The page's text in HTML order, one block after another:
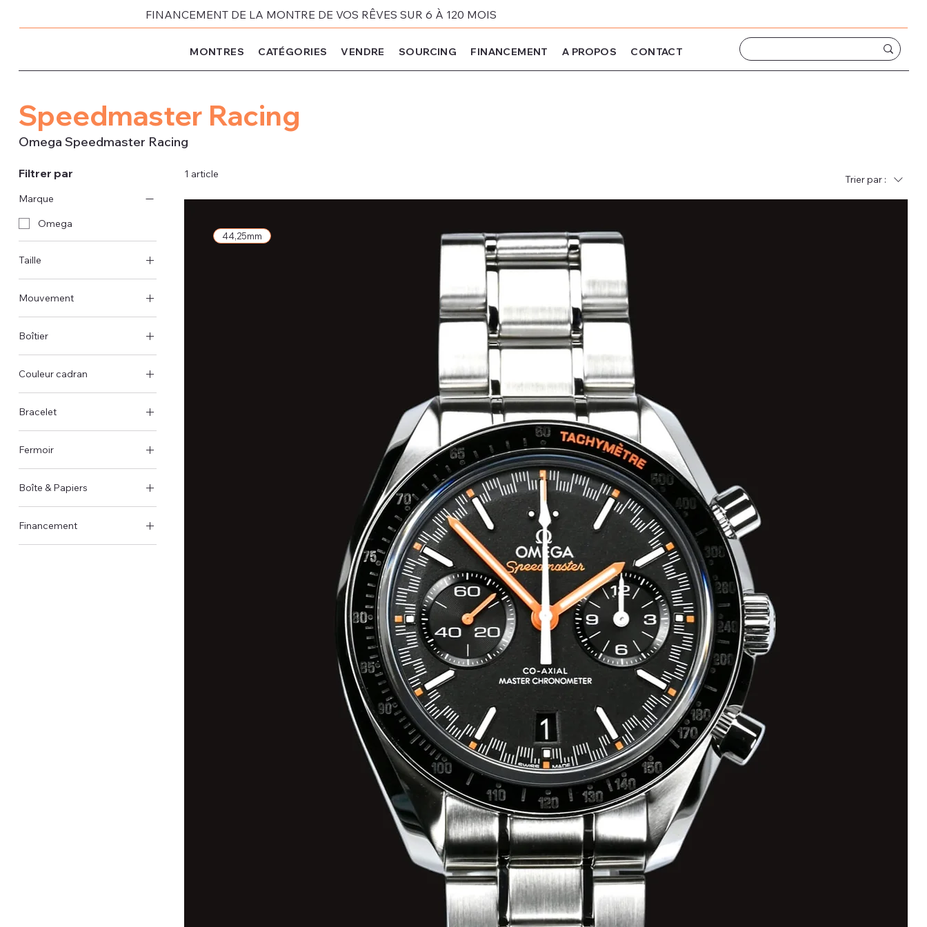
FINANCEMENT DE LA MONTRE DE VOS RÊVES SUR 6 À 120 MOIS
MONTRES CATÉGORIES VENDRE SOURCING FINANCEMENT A PROPOS CONTACT
Speedmaster Racing
Omega Speedmaster Racing
Filtrer par
Marque
Omega
Taille
Mouvement
Boîtier
Couleur cadran
Bracelet
Fermoir
Boîte & Papiers
Financement
1 article Trier par :
44,25mm